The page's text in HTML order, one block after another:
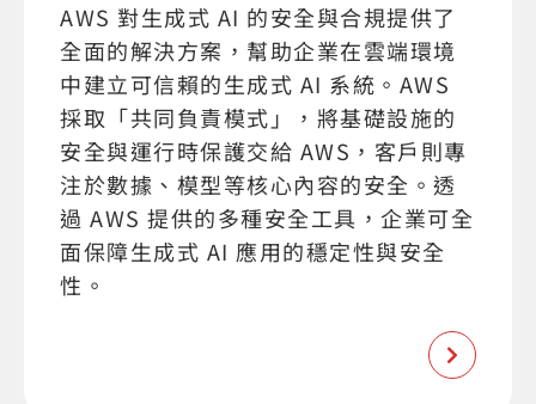
AWS 對生成式 AI 的安全與合規提供了
全面的解決方案，幫助企業在雲端環境
中建立可信賴的生成式 AI 系統。AWS
採取「共同負責模式」，將基礎設施的
安全與運行時保護交給 AWS，客戶則專
注於數據、模型等核心內容的安全。透
過 AWS 提供的多種安全工具，企業可全
面保障生成式 AI 應用的穩定性與安全
性。